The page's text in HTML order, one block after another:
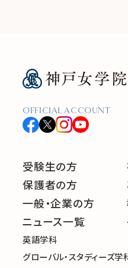
OFFICIAL ACCOUNT
受験生の方
保護者の方
一般・企業の方
ニュース一覧
英語学科
グローバル・スタディーズ学